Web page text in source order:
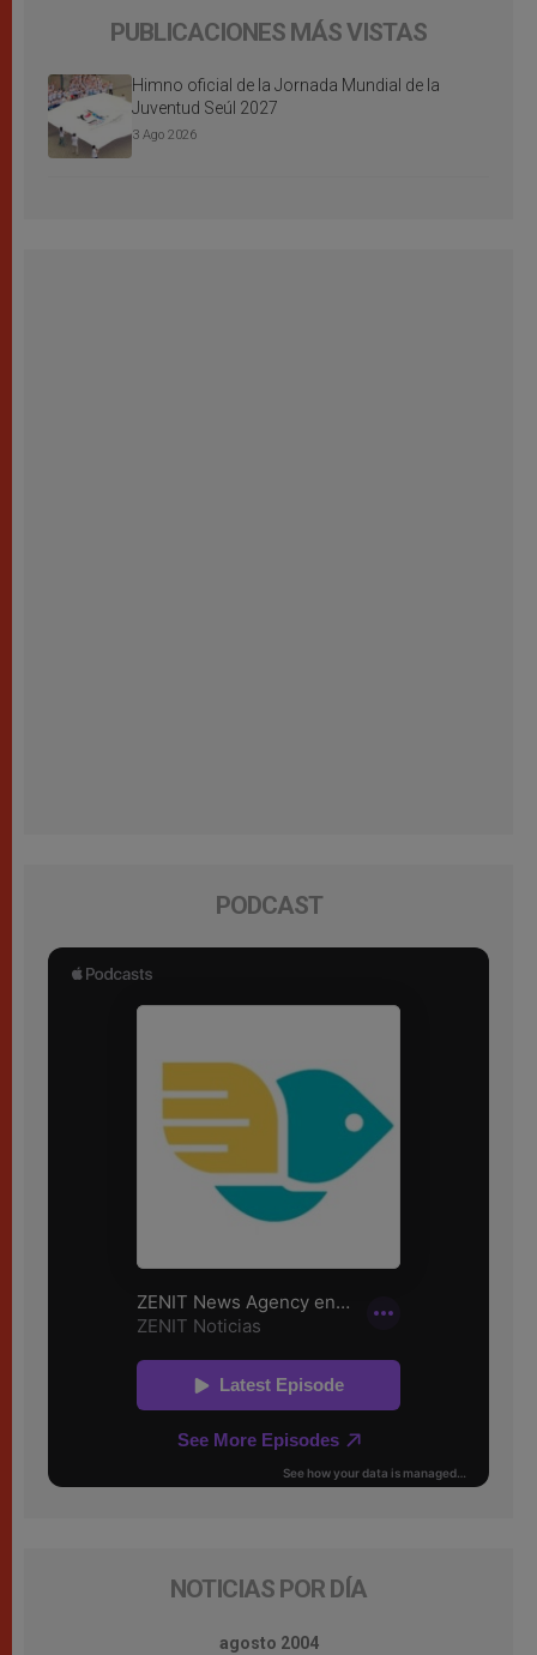
PUBLICACIONES MÁS VISTAS
Himno oficial de la Jornada Mundial de la
Juventud Seúl 2027
3 Ago 2026
PODCAST
NOTICIAS POR DÍA
agosto 2004